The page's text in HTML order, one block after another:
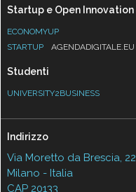
Startup e Open Innovation
ECONOMYUP
STARTUP
AGENDADIGITALE.EU
Studenti
UNIVERSITY2BUSINESS
Indirizzo
Via Moretto da Brescia, 22
Milano - Italia
CAP 20133